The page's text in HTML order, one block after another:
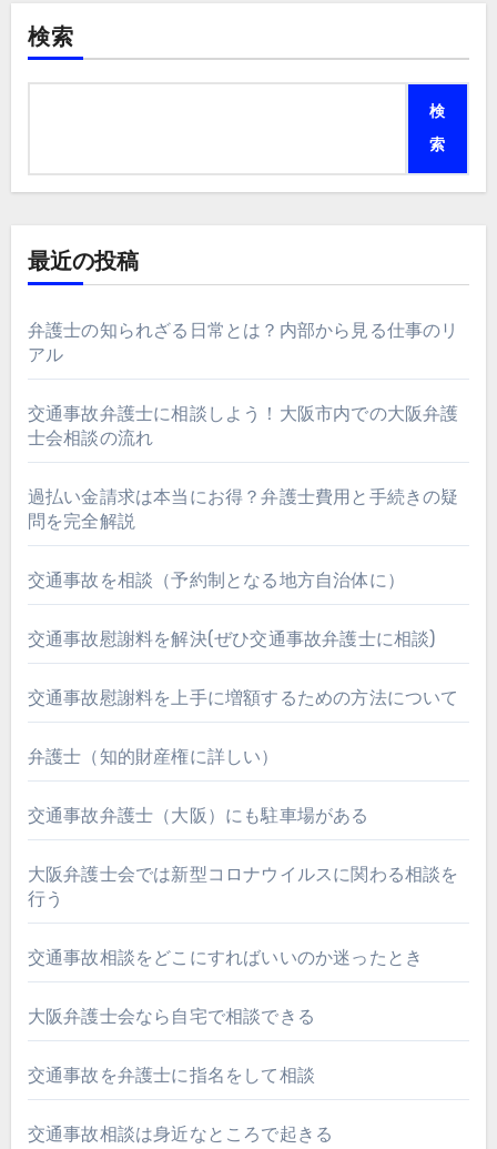
検索
検
索
最近の投稿
弁護士の知られざる日常とは？内部から見る仕事のリ
アル
交通事故弁護士に相談しよう！大阪市内での大阪弁護
士会相談の流れ
過払い金請求は本当にお得？弁護士費用と手続きの疑
問を完全解説
交通事故を相談（予約制となる地方自治体に）
交通事故慰謝料を解決(ぜひ交通事故弁護士に相談)
交通事故慰謝料を上手に増額するための方法について
弁護士（知的財産権に詳しい）
交通事故弁護士（大阪）にも駐車場がある
大阪弁護士会では新型コロナウイルスに関わる相談を
行う
交通事故相談をどこにすればいいのか迷ったとき
大阪弁護士会なら自宅で相談できる
交通事故を弁護士に指名をして相談
交通事故相談は身近なところで起きる